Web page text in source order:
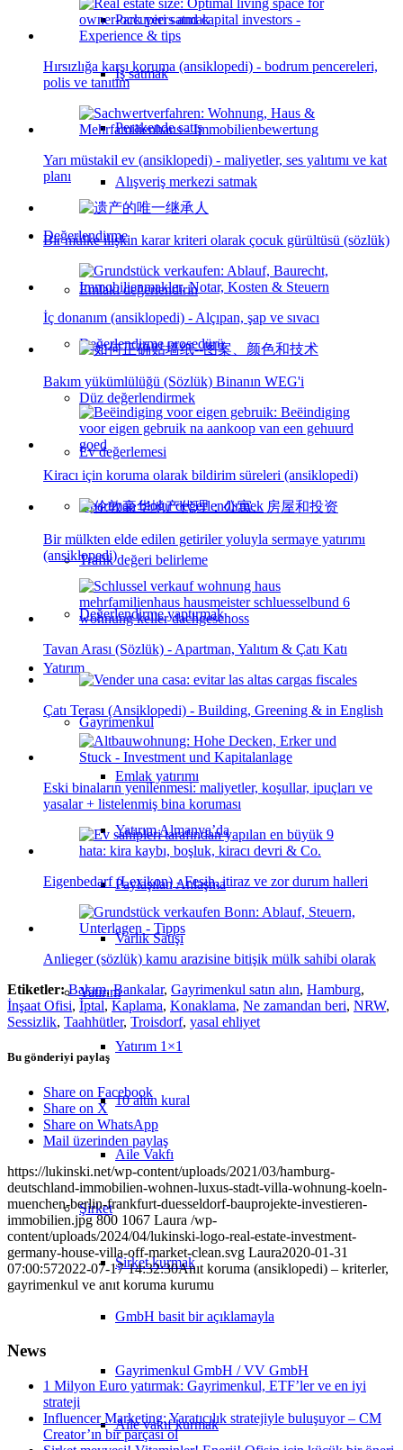
Park yeri satmak
İş satmak
Perakende satış
Alışveriş merkezi satmak
Değerlendirme
Emlakı değerlendirin
Değerlendirme prosedürü
Düz değerlendirmek
Ev değerlemesi
Apartman bloğu değerlendirmek
Trafik değeri belirleme
Değerlendirme yaptırmak
Yatırım
Gayrimenkul
Emlak yatırımı
Yatırım Almanya’da
Paylaşılan Anlaşma
Varlık Satışı
Yatırım
Yatırım 1×1
10 altın kural
Aile Vakfı
Şirket
Şirket kurmak
GmbH basit bir açıklamayla
Gayrimenkul GmbH / VV GmbH
Aile vakıf kurmak
Hırsızlığa karşı koruma (ansiklopedi) - bodrum pencereleri,
polis ve tanıtım
Yarı müstakil ev (ansiklopedi) - maliyetler, ses yalıtımı ve kat
planı
Bir mülke ilişkin karar kriteri olarak çocuk gürültüsü (sözlük)
İç donanım (ansiklopedi) - Alçıpan, şap ve sıvacı
Bakım yükümlülüğü (Sözlük) Binanın WEG'i
Kiracı için koruma olarak bildirim süreleri (ansiklopedi)
Bir mülkten elde edilen getiriler yoluyla sermaye yatırımı
(ansiklopedi)
Tavan Arası (Sözlük) - Apartman, Yalıtım & Çatı Katı
Çatı Terası (Ansiklopedi) - Building, Greening & in English
Eski binaların yenilenmesi: maliyetler, koşullar, ipuçları ve
yasalar + listelenmiş bina koruması
Eigenbedarf (Lexikon) - Fesih, itiraz ve zor durum halleri
Anlieger (sözlük) kamu arazisine bitişik mülk sahibi olarak
Etiketler: Bakım,Bankalar, Gayrimenkul satın alın, Hamburg,
İnşaat Ofisi, İptal, Kaplama, Konaklama, Ne zamandan beri, NRW,
Sessizlik, Taahhütler, Troisdorf, yasal ehliyet
Bu gönderiyi paylaş
Share on Facebook
Share on X
Share on WhatsApp
Mail üzerinden paylaş
https://lukinski.net/wp-content/uploads/2021/03/hamburg-
deutschland-immobilien-wohnen-luxus-stadt-villa-wohnung-koeln-
muenchen-berlin-frankfurt-duesseldorf-bauprojekte-investieren-
immobilien.jpg 800 1067 Laura /wp-
content/uploads/2024/04/lukinski-logo-real-estate-investment-
germany-house-villa-off-market-clean.svg Laura2020-01-31
07:00:572022-07-17 14:32:30Anıt koruma (ansiklopedi) – kriterler,
gayrimenkul ve anıt koruma kurumu
News
1 Milyon Euro yatırmak: Gayrimenkul, ETF’ler ve en iyi
strateji
Influencer Marketing: Yaratıcılık stratejiyle buluşuyor – CM
Creator’ın bir parçası ol